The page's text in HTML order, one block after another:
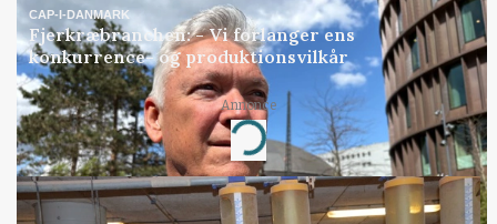
CAP-I-DANMARK
Fjerkræbranchen: - Vi forlanger ens
konkurrence- og produktionsvilkår
Annonce
Loading...